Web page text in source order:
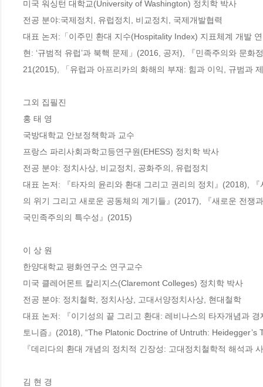
미국 워싱턴 대학교(University of Washington) 정치학 박사
전공 분야:국제정치, 유럽정치, 비교정치, 국제개발협력
대표 논저:「이주민 환대 지수(Hospitality Index) 지표체계 개발
현: ‘규범적 유럽’과 북핵 문제」(2016, 공저), 『민족주의와 문
21(2015), 「유럽과 아프리카의 화해의 부재: 힘과 이익, 규범과
그외 집필진
홍 태 영
국방대학교 안보정책학과 교수
프랑스 파리사회과학고등연구원(EHESS) 정치학 박사
전공 분야: 정치사상, 비교정치, 공화주의, 유럽정치
대표 논저: 『타자의 윤리와 환대 그리고 권리의 정치』(2018),
의 위기 그리고 새로운 공동체의 계기들』(2017), 『새로운 전쟁
국민족주의의 특수성』(2015)
이 상 원
한양대학교 평화연구소 연구교수
미국 클레어몬트 칼리지스(Claremont Colleges) 정치학 박사
전공 분야: 정치철학, 정치사상, 고대서양정치사상, 현대철학
대표 논저: 『이기성의 끝 그리고 환대: 레비나스의 타자개념과
토니즘』(2018), “The Platonic Doctrine of Untruth:
『데리다의 환대 개념의 정치적 긴장성: 고대정치철학적 해석과
김 현 경